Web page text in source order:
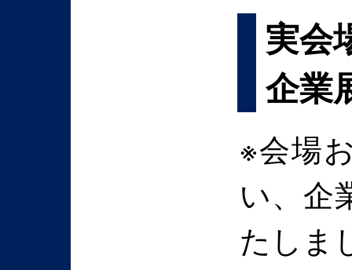
実会
企業
※会場
い、企
たしま